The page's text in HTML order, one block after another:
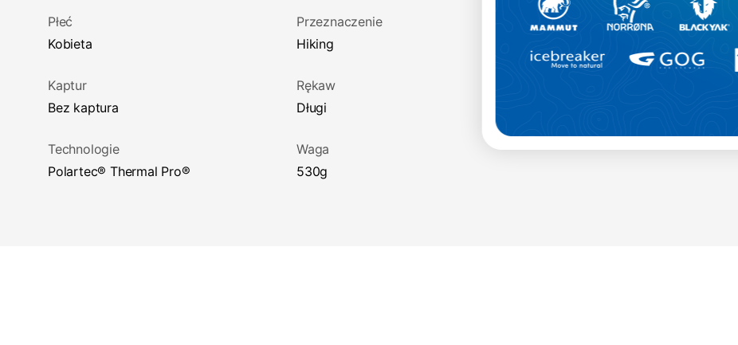
Płeć
Kobieta
Przeznaczenie
Hiking
Materiał
Kaptur
Bez kaptura
Rękaw
Długi
Technologie
Polartec® Thermal Pro®
Waga
530g